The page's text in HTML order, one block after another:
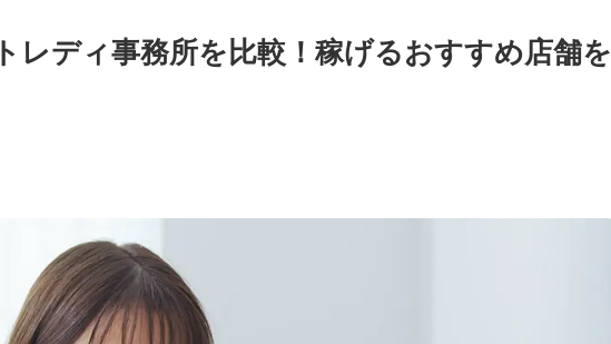
レディ事務所を比較！稼げるおすすめ店舗を